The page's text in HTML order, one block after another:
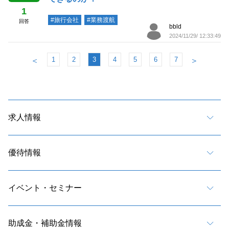
1
回答 #旅行会社
#業務渡航
bbld
2024/11/29/ 12:33:49
＜ 1 2 3 4 5 6 7 ＞
求人情報
優待情報
イベント・セミナー
助成金・補助金情報